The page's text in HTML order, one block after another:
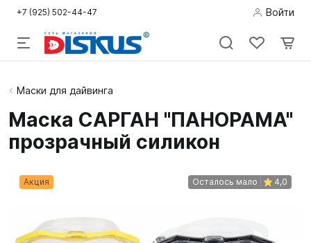
+7 (925) 502-44-47 Войти
Подводная
Дайвинг
Снорклинг /
Пляж
Фридайвинг
Маски для дайвинга
Маска САРГАН "ПАНОРАМА"
прозрачный силикон
Акция Осталось мало 4,0